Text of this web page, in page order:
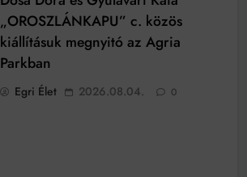
„OROSZLÁNKAPU” c. közös
kiállításuk megnyitó az Agria
Parkban
Egri Élet 2026.08.04. 0